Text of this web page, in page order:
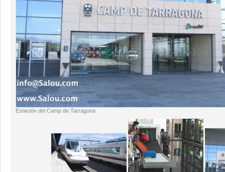
Estación del Camp de Tarragona